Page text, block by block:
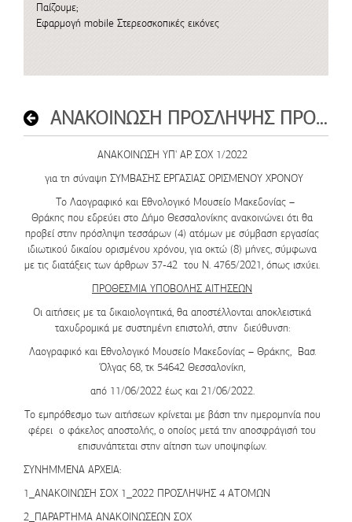
Παίζουμε;
Εφαρμογή mobile Στερεοσκοπικές εικόνες
ΑΝΑΚΟΙΝΩΣΗ ΠΡΟΣΛΗΨΗΣ ΠΡΟΣΩΠΙΚΟΥ ΙΔΙΩΤΙΚΟΥ ΔΙΚΑΙΟΥ ΟΡΙΣΜΕΝΟΥ ΧΡΟΝΟΥ ΣΟΧ 1/2022
ΑΝΑΚΟΙΝΩΣΗ ΥΠ' ΑΡ. ΣΟΧ 1/2022
για τη σύναψη ΣΥΜΒΑΣΗΣ ΕΡΓΑΣΙΑΣ ΟΡΙΣΜΕΝΟΥ ΧΡΟΝΟΥ
Το Λαογραφικό και Εθνολογικό Μουσείο Μακεδονίας –
Θράκης που εδρεύει στο Δήμο Θεσσαλονίκης ανακοινώνει ότι θα
προβεί στην πρόσληψη τεσσάρων (4) ατόμων με σύμβαση εργασίας
ιδιωτικού δικαίου ορισμένου χρόνου, για οκτώ (8) μήνες, σύμφωνα
με τις διατάξεις των άρθρων 37-42 του Ν. 4765/2021, όπως ισχύει.
ΠΡΟΘΕΣΜΙΑ ΥΠΟΒΟΛΗΣ ΑΙΤΗΣΕΩΝ
Οι αιτήσεις με τα δικαιολογητικά, θα αποστέλλονται αποκλειστικά
ταχυδρομικά με συστημένη επιστολή, στην διεύθυνση:
Λαογραφικό και Εθνολογικό Μουσείο Μακεδονίας – Θράκης, Βασ.
Όλγας 68, τκ 54642 Θεσσαλονίκη,
από 11/06/2022 έως και 21/06/2022.
Το εμπρόθεσμο των αιτήσεων κρίνεται με βάση την ημερομηνία που
φέρει ο φάκελος αποστολής, ο οποίος μετά την αποσφράγισή του
επισυνάπτεται στην αίτηση των υποψηφίων.
ΣΥΝΗΜΜΕΝΑ ΑΡΧΕΙΑ:
1_ΑΝΑΚΟΙΝΩΣΗ ΣΟΧ 1_2022 ΠΡΟΣΛΗΨΗΣ 4 ΑΤΟΜΩΝ
2_ΠΑΡΑΡΤΗΜΑ ΑΝΑΚΟΙΝΩΣΕΩΝ ΣΟΧ